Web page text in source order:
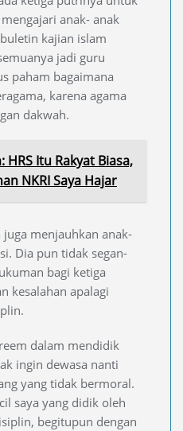
anak- anak
kajian islam
jadi guru
paham bagaimana
karena agama
dakwah.
HRS Itu Rakyat Biasa,
NKRI Saya Hajar
menjauhkan anak-
Dia pun tidak segan-
bagi ketiga
kesalahan apalagi
dalam mendidik
ingin dewasa nanti
yang tidak bermoral.
saya yang didik oleh
begitupun dengan